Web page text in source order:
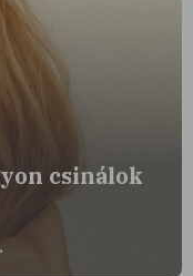
csinálok